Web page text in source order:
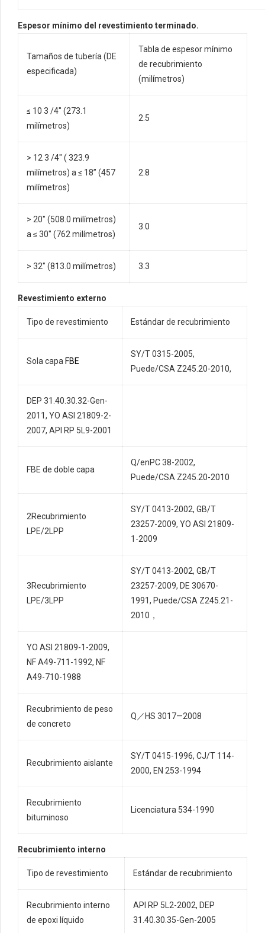
Espesor mínimo del revestimiento terminado.
Tamaños de tubería (DE
especificada)
Tabla de espesor mínimo
de recubrimiento
(milímetros)
≤ 10 3 /4" (273.1
milímetros)
2.5
> 12 3 /4" ( 323.9
milímetros) a ≤ 18” (457
milímetros)
2.8
> 20″ (508.0 milímetros)
a ≤ 30″ (762 milímetros)
3.0
> 32″ (813.0 milímetros) 3.3
Revestimiento externo
Tipo de revestimiento Estándar de recubrimiento
Sola capa FBE
SY/T 0315-2005,
Puede/CSA Z245.20-2010,
DEP 31.40.30.32-Gen-
2011, YO ASI 21809-2-
2007, API RP 5L9-2001
FBE de doble capa
Q/enPC 38-2002,
Puede/CSA Z245.20-2010
2Recubrimiento
LPE/2LPP
SY/T 0413-2002, GB/T
23257-2009, YO ASI 21809-
1-2009
3Recubrimiento
LPE/3LPP
SY/T 0413-2002, GB/T
23257-2009, DE 30670-
1991, Puede/CSA Z245.21-
2010，
YO ASI 21809-1-2009,
NF A49-711-1992, NF
A49-710-1988
Recubrimiento de peso
de concreto
Q／HS 3017—2008
Recubrimiento aislante
SY/T 0415-1996, CJ/T 114-
2000, EN 253-1994
Recubrimiento
bituminoso
Licenciatura 534-1990
Recubrimiento interno
Tipo de revestimiento Estándar de recubrimiento
Recubrimiento interno
de epoxi líquido
API RP 5L2-2002, DEP
31.40.30.35-Gen-2005